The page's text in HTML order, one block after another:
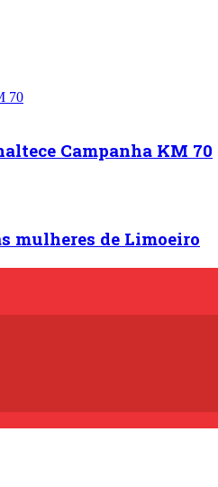
Campanha KM 70
mulheres de Limoeiro